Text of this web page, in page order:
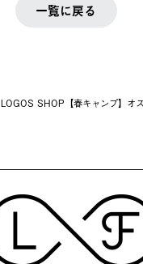
一覧に戻る
LOGOS SHOP【春キャンプ】オ